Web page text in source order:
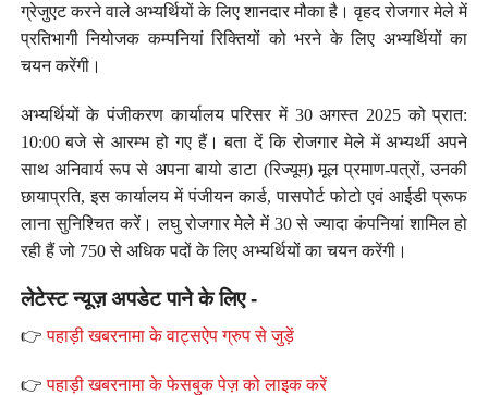
ग्रेजुएट करने वाले अभ्यर्थियों के लिए शानदार मौका है। वृहद रोजगार मेले में
प्रतिभागी नियोजक कम्पनियां रिक्तियों को भरने के लिए अभ्यर्थियों का
चयन करेंगी।
अभ्यर्थियों के पंजीकरण कार्यालय परिसर में 30 अगस्त 2025 को प्रात:
10:00 बजे से आरम्भ हो गए हैं। बता दें कि रोजगार मेले में अभ्यर्थी अपने
साथ अनिवार्य रूप से अपना बायो डाटा (रिज्यूम) मूल प्रमाण-पत्रों, उनकी
छायाप्रति, इस कार्यालय में पंजीयन कार्ड, पासपोर्ट फोटो एवं आईडी प्रूफ
लाना सुनिश्चित करें। लघु रोजगार मेले में 30 से ज्यादा कंपनियां शामिल हो
रही हैं जो 750 से अधिक पदों के लिए अभ्यर्थियों का चयन करेंगी।
लेटेस्ट न्यूज़ अपडेट पाने के लिए -
👉पहाड़ी खबरनामा के वाट्सऐप ग्रुप से जुड़ें
👉पहाड़ी खबरनामा के फेसबुक पेज़ को लाइक करें